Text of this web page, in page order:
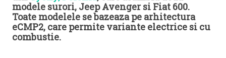
modele surori, Jeep Avenger si Fiat 600.
Toate modelele se bazeaza pe arhitectura
eCMP2, care permite variante electrice si cu
combustie.